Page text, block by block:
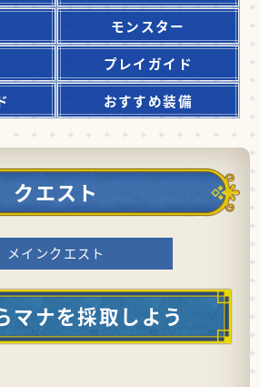
モンスター
プレイガイド
おすすめ装備
クエスト
メインクエスト
マナを採取しよう